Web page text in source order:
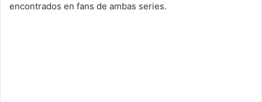
encontrados en fans de ambas series.